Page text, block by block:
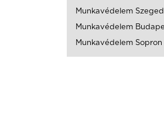
Munkavédelem Szeged
Munkavédelem
Munkavédelem Sopron